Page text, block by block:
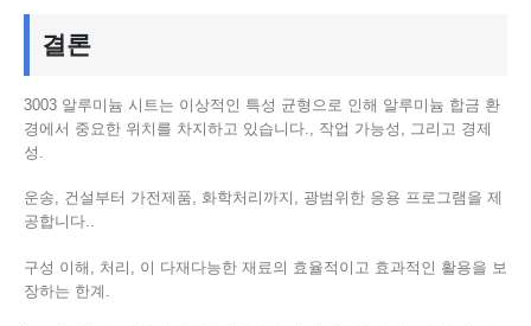
결론
3003 알루미늄 시트는 이상적인 특성 균형으로 인해 알루미늄 합금 환
경에서 중요한 위치를 차지하고 있습니다., 작업 가능성, 그리고 경제
성.
운송, 건설부터 가전제품, 화학처리까지, 광범위한 응용 프로그램을 제
공합니다..
구성 이해, 처리, 이 다재다능한 재료의 효율적이고 효과적인 활용을 보
장하는 한계.